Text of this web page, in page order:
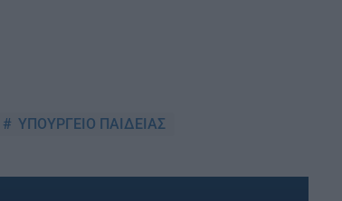
ΥΠΟΥΡΓΕΙΟ ΠΑΙΔΕΙΑΣ